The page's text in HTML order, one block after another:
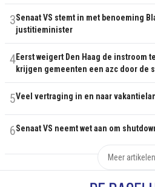
3Senaat VS stemt in met benoeming
justitieminister
4Eerst weigert Den Haag de instroom
krijgen gemeenten een azc door de
5Veel vertraging in en naar
6Senaat VS neemt wet aan om
Meer artikelen